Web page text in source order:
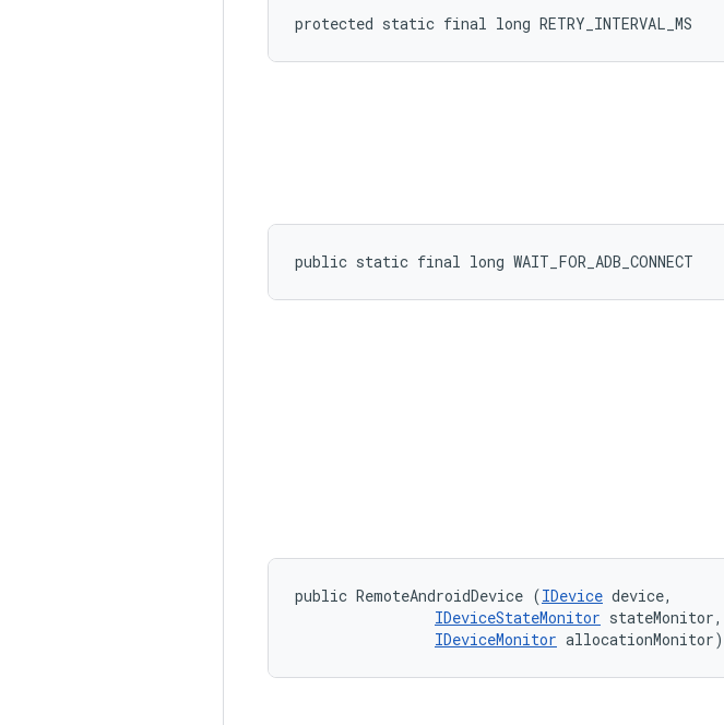
protected static final long RETRY_INTERVAL_MS
public static final long WAIT_FOR_ADB_CONNECT
public RemoteAndroidDevice (IDevice device,
IDeviceStateMonitor stateMonitor,
IDeviceMonitor allocationMonitor)